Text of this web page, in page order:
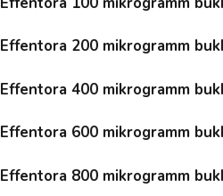
Effentora 200 mikrogramm
Effentora 400 mikrogramm
Effentora 600 mikrogramm
Effentora 800 mikrogramm